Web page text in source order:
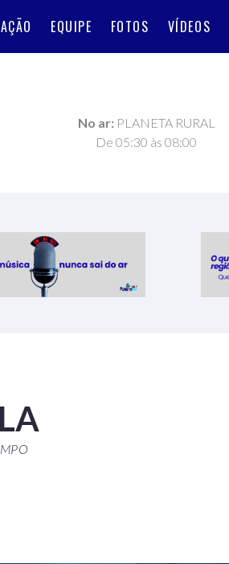
EQUIPE FOTOS VÍDEOS
No ar: PLANETA RURAL
De 05:30 às 08:00